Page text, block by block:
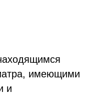
имеющими
и